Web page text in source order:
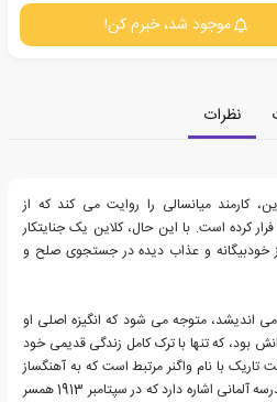
موجود شد، خبرم کن!
نظرات
کارمند میانسالی را روایت می کند که از
کرده است. با این حال، کلاین یک جنایتکار
خودبیگانه و عذاب دیده در جستجوی صلح و
اندیشد، متوجه می شود که انگیزه اصلی او
بود، که تنها با ترک کامل زندگی قدیمی خود
با نام واگنر مرتبط است که به آهنگساز
معروف و همچنین به معلم واقعی مدرسه آلمانی اشاره دارد که در سپتامبر 1913 همسر